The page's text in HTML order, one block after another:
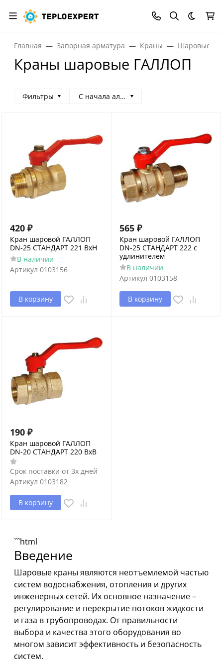
Темная
Главная Запорная арматура Краны Шаровые
Краны шаровые ГАЛЛОП
Фильтры С начала алфавита
420 ₽
Кран шаровой ГАЛЛОП
DN-25 СТАНДАРТ 221 ВхН
В наличии
Артикул 0103156
В корзину
565 ₽
Кран шаровой ГАЛЛОП
DN-25 СТАНДАРТ 222 с
удлинителем
В наличии
Артикул 0103158
В корзину
190 ₽
Кран шаровой ГАЛЛОП
DN-20 СТАНДАРТ 220 ВхВ
Срок поставки от 3х дней
Артикул 0103182
В корзину
```html
Введение
Шаровые краны являются неотъемлемой частью
систем водоснабжения, отопления и других
инженерных сетей. Их основное назначение –
регулирование и перекрытие потоков жидкости
и газа в трубопроводах. От правильности
выбора и качества этого оборудования во
многом зависит эффективность и безопасность
систем.